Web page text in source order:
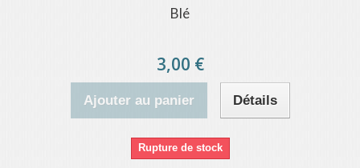
Blé
3,00 €
Ajouter au panier Détails
Rupture de stock